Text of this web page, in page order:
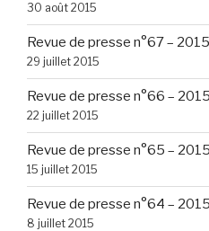
30 août 2015
Revue de presse n°67 –
29 juillet 2015
Revue de presse n°66 –
22 juillet 2015
Revue de presse n°65 –
15 juillet 2015
Revue de presse n°64 –
8 juillet 2015